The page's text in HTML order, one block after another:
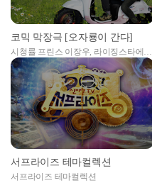
코믹 막장극 [오자룡이 간다]
시청률 프린스 이장우, 라이징스타에서
빅스타가 된 오연서, 서현진 주연의 코
믹막장극
서프라이즈 테마컬렉션
서프라이즈 테마컬렉션